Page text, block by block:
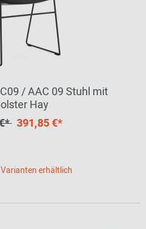
/ AAC 09 Stuhl mit
Hay
391,85 €*
erhältlich